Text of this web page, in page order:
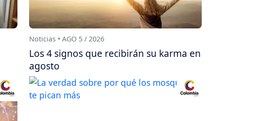
Noticias • AGO 5 / 2026
Los 4 signos que recibirán su karma en
agosto